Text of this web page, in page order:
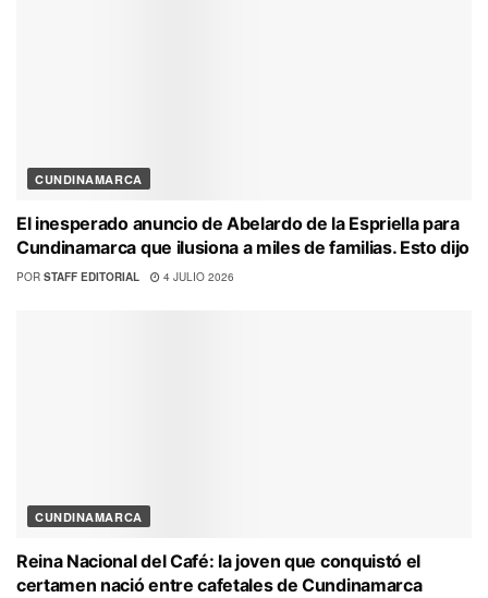
CUNDINAMARCA
El inesperado anuncio de Abelardo de la Espriella para
Cundinamarca que ilusiona a miles de familias. Esto dijo
POR STAFF EDITORIAL 4 JULIO 2026
CUNDINAMARCA
Reina Nacional del Café: la joven que conquistó el
certamen nació entre cafetales de Cundinamarca